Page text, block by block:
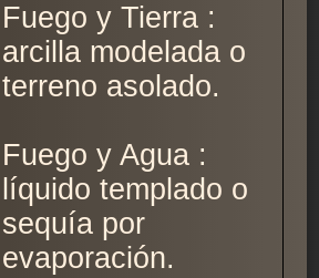
Fuego y Tierra :
arcilla modelada o
terreno asolado.
Fuego y Agua :
líquido templado o
sequía por
evaporación.